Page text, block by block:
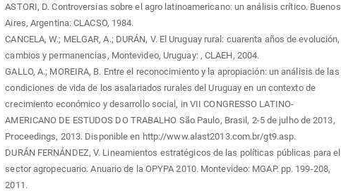
ASTORI, D. Controversias sobre el agro latinoamericano: un análisis crítico. Buenos
Aires, Argentina: CLACSO, 1984.
CANCELA, W.; MELGAR, A.; DURÁN, V. El Uruguay rural: cuarenta años de evolución,
cambios y permanencias, Montevideo, Uruguay: , CLAEH, 2004.
GALLO, A.; MOREIRA, B. Entre el reconocimiento y la apropiación: un análisis de las
condiciones de vida de los asalariados rurales del Uruguay en un contexto de
crecimiento económico y desarrollo social, in VII CONGRESSO LATINO-
AMERICANO DE ESTUDOS DO TRABALHO São Paulo, Brasil, 2-5 de julho de 2013,
Proceedings, 2013. Disponible en http://www.alast2013.com.br/gt9.asp.
DURÁN FERNÁNDEZ, V. Lineamientos estratégicos de las políticas públicas para el
sector agropecuario. Anuario de la OPYPA 2010. Montevideo: MGAP. pp. 199-208,
2011.